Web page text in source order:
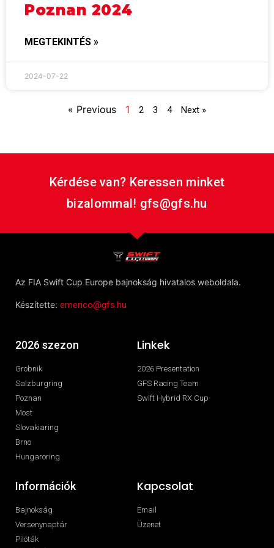
Poznan 2024
MEGTEKINTÉS »
2024-07-22
« Previous 1 2 3 4 Next »
Kérdése van? Keressen minket
bizalommal! gfs@gfs.hu
Az FIA Swift Cup Europe bajnokság hivatalos weboldala.
Készítette: emerico@gfs.hu
2026 szezon
Grobnik
Salzburgring
Poznan
Most
Slovakiaring
Brno
Hungaroring
Linkek
2026 Presentation
GFS Racing Team
Swift Hybrid RX Cup
Információk
Bajnokság
Versenynaptár
Pilóták
Kapcsolat
Email
Üzenet